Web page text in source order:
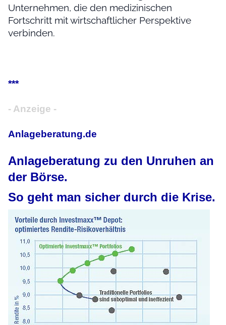
Unternehmen, die den medizinischen
Fortschritt mit wirtschaftlicher Perspektive
verbinden.
***
- Anzeige -
Anlageberatung.de
Anlageberatung zu den Unruhen an
der Börse.
So geht man sicher durch die Krise.